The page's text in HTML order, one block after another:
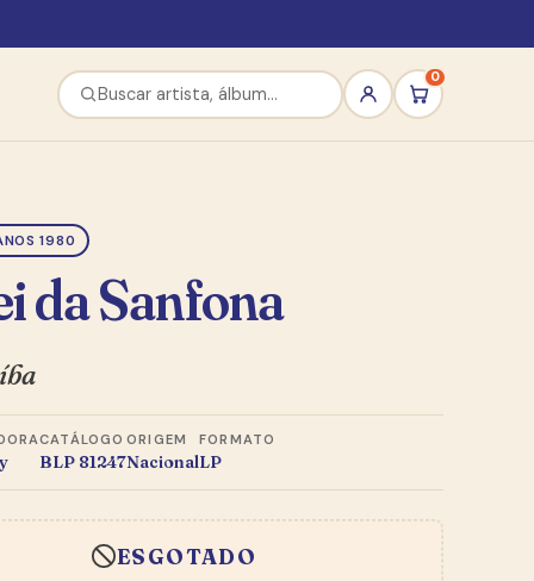
0
1980
da Sanfona
CATÁLOGO
BLP 81247
ORIGEM
Nacional
FORMATO
LP
ESGOTADO